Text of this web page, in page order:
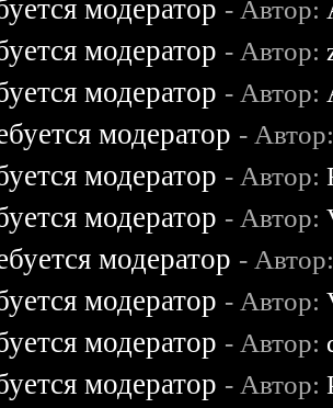
модератор - Автор:
модератор - Автор:
модератор - Автор:
модератор -
модератор - Автор:
модератор - Автор:
модератор -
модератор - Автор:
модератор - Автор:
модератор - Автор: